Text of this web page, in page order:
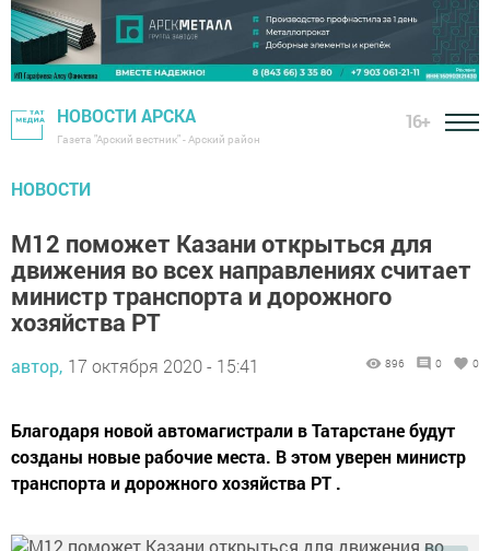
НОВОСТИ АРСКА
Газета "Арский вестник" - Арский район
16+
НОВОСТИ
М12 поможет Казани открыться для
движения во всех направлениях считает
министр транспорта и дорожного
хозяйства РТ
автор, 17 октября 2020 - 15:41 896 0 0
Благодаря новой автомагистрали в Татарстане будут
созданы новые рабочие места. В этом уверен министр
транспорта и дорожного хозяйства РТ .